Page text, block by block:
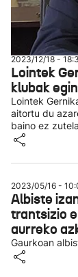
2023/12/18 -
Lointek
klubak
Lointek
aitortu du
baino ez
2023/05/16 -
Albiste
trantsizio
aurreko
Gaurkoan